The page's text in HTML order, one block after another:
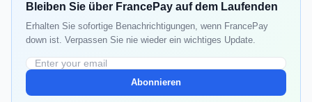
Bleiben Sie über FrancePay auf dem Laufenden
Erhalten Sie sofortige Benachrichtigungen, wenn FrancePay
down ist. Verpassen Sie nie wieder ein wichtiges Update.
Abonnieren